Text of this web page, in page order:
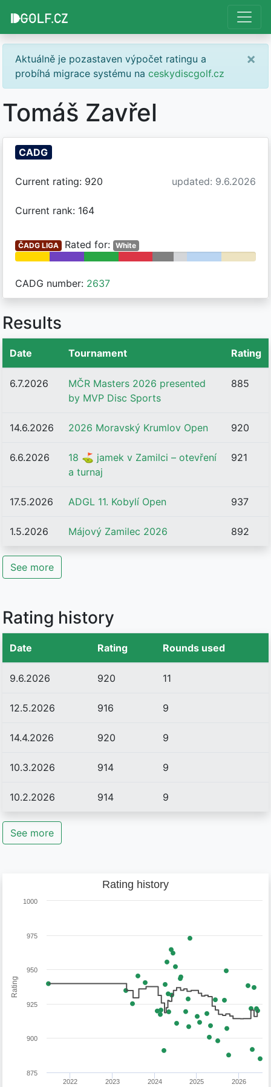
Aktuálně je pozastaven výpočet ratingu a
probíhá migrace systému na ceskydiscgolf.cz
×
Tomáš Zavřel
CADG
Current rating: 920 updated: 9.6.2026
Current rank: 164
ČADG LIGA Rated for: White
CADG number: 2637
Results
Date Tournament Rating
6.7.2026
MČR Masters 2026 presented
by MVP Disc Sports
885
14.6.2026 2026 Moravský Krumlov Open 920
6.6.2026
18 ⛳ jamek v Zamilci – otevření
a turnaj
921
17.5.2026 ADGL 11. Kobylí Open 937
1.5.2026 Májový Zamilec 2026 892
See more
Rating history
Date Rating Rounds used
9.6.2026 920 11
12.5.2026 916 9
14.4.2026 920 9
10.3.2026 914 9
10.2.2026 914 9
See more
Rating
Rating history
2022 2023 2024 2025 2026
875
900
925
950
975
1000